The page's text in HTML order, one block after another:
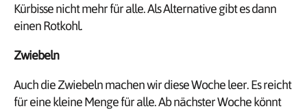
Kürbisse nicht mehr für alle. Als Alternative gibt es dann
einen Rotkohl.
Zwiebeln
Auch die Zwiebeln machen wir diese Woche leer. Es reicht
für eine kleine Menge für alle. Ab nächster Woche könnt